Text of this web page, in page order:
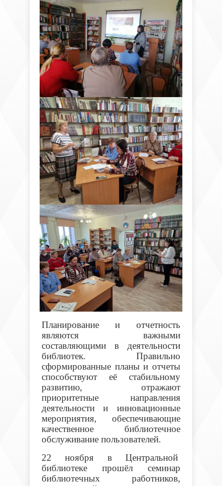
Планирование и отчетность
являются важными
составляющими в деятельности
библиотек. Правильно
сформированные планы и отчеты
способствуют её стабильному
развитию, отражают
приоритетные направления
деятельности и инновационные
мероприятия, обеспечивающие
качественное библиотечное
обслуживание пользователей.
22 ноября в Центральной
библиотеке прошёл семинар
библиотечных работников,